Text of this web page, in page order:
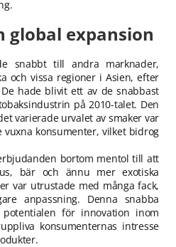
global expansion
snabbt till andra marknader,
och vissa regioner i Asien, efter
hade blivit ett av de snabbast
på 2010-talet. Den
varierade urvalet av smaker var
konsumenter, vilket bidrog
bortom mentol till att
bär och ännu mer exotiska
var utrustade med många fack,
anpassning. Denna snabba
potentialen för innovation inom
konsumenternas intresse